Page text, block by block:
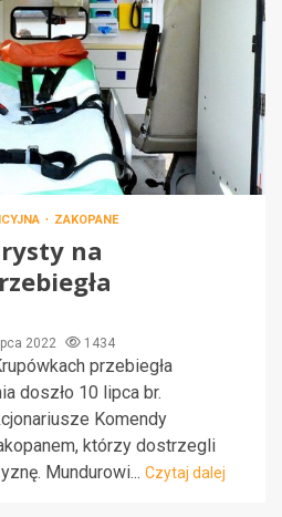
ZAKOPANE
na
2022 1434
przebiegła
doszło 10 lipca br.
Komendy
którzy dostrzegli
Mundurowi... Czytaj dalej